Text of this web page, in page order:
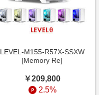
LEVEL-M155-R57X-SSXW
[Memory Re]
￥209,800
2.5%